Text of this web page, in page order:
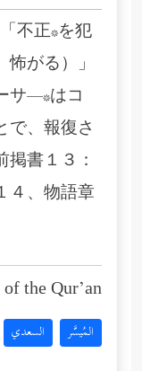
不正*を犯
がる）」
サ―*はコ
で、報復さ
書１３：
４、物語章
the Qur’an:
المُيسَّر السعدي